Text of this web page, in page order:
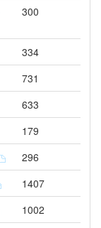
300
334
731
633
179
296
1407
1002